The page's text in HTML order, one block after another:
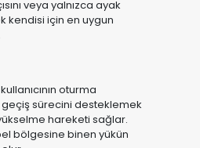
oturma
sürecini desteklemek
bölgesine binen yükün
çekici özelliklerinden biri